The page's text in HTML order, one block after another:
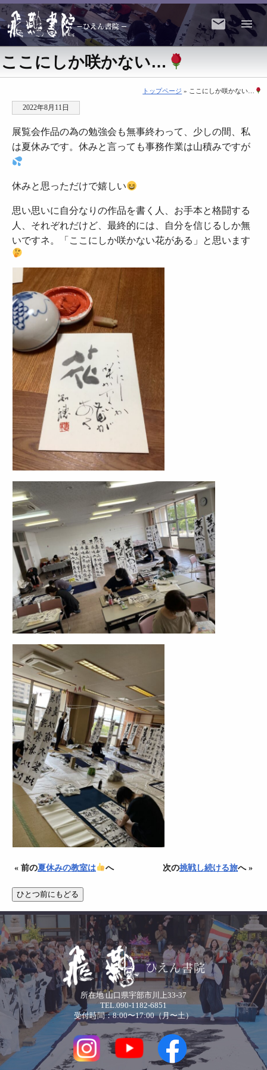
ここにしか咲かない…
トップページ » ここにしか咲かない…
2022年8月11日
展覧会作品の為の勉強会も無事終わって、少しの間、私
は夏休みです。休みと言っても事務作業は山積みですが
休みと思っただけで嬉しい
思い思いに自分なりの作品を書く人、お手本と格闘する
人、それぞれだけど、最終的には、自分を信じるしか無
いですネ。「ここにしか咲かない花がある」と思います
« 前の夏休みの教室は へ 次の挑戦し続ける旅へ »
所在地 山口県宇部市川上33-37
TEL.090-1182-6851
受付時間：8:00〜17:00（月〜土）